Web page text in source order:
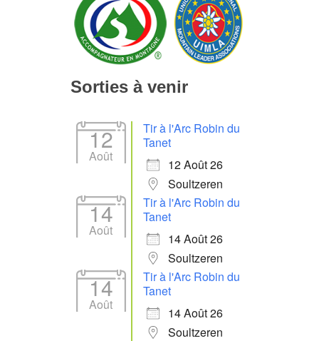
Sorties à venir
12
Août
Tir à l'Arc Robin du
Tanet
12 Août 26
Soultzeren
14
Août
Tir à l'Arc Robin du
Tanet
14 Août 26
Soultzeren
14
Août
Tir à l'Arc Robin du
Tanet
14 Août 26
Soultzeren